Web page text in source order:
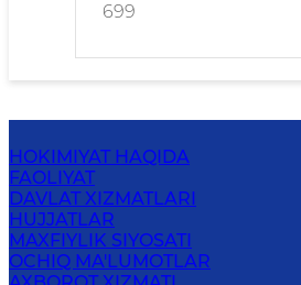
699
HOKIMIYAT HAQIDA
FAOLIYAT
DAVLAT XIZMATLARI
HUJJATLAR
MAXFIYLIK SIYOSATI
OCHIQ MA'LUMOTLAR